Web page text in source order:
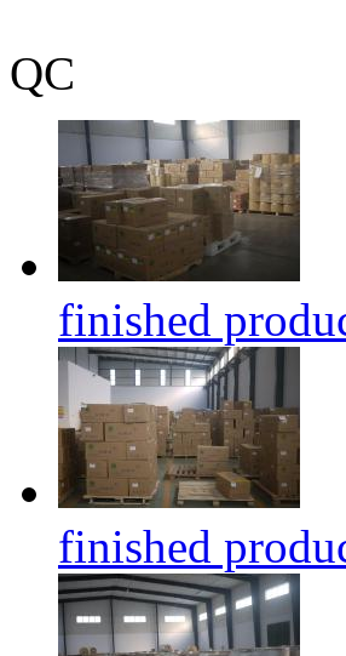
QC
finished
finished